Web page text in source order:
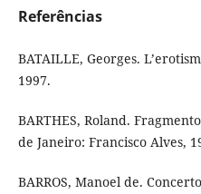
Referências
BATAILLE, Georges.
1997.
BARTHES, Roland.
de Janeiro: Francisco Alves,
BARROS, Manoel de.